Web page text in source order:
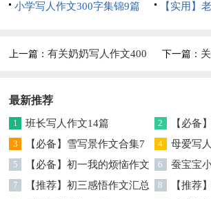
合集7篇
小学写人作文300字集锦9篇
【实用】
上一篇：有关奶奶写人作文400 下一篇：
最新推荐
1 班长写人作文14篇 2 【必备
3
【必备】雪写景作文合集7
篇
4 母爱写
5
【必备】初一我的烦恼作文
四篇
6 蚕宝宝
7
【推荐】初三感悟作文汇总
8
【推荐